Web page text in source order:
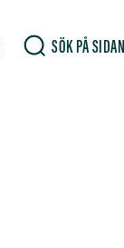
SÖK PÅ SIDAN